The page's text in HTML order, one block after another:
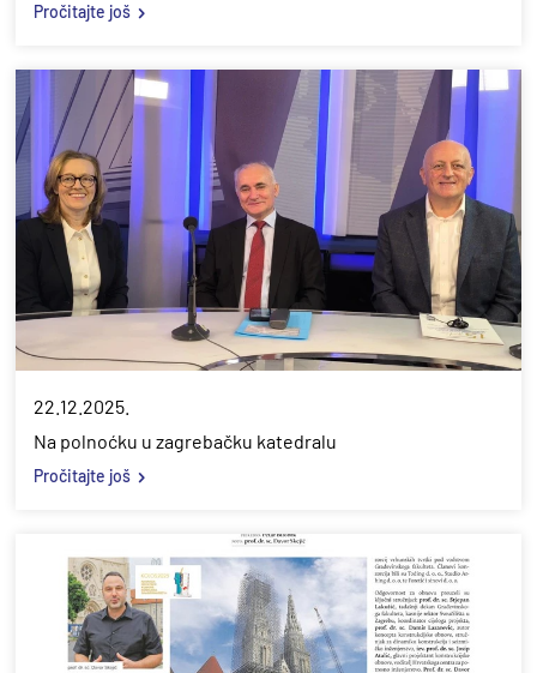
Pročitajte još
22.12.2025.
Na polnoćku u zagrebačku katedralu
Pročitajte još